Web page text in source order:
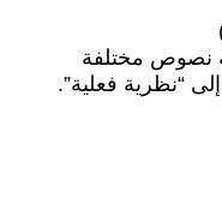
نصوص مختلفة
إلى “نظرية فعلية”.